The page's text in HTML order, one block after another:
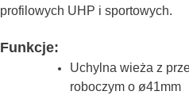
profilowych UHP i sportowych.
Funkcje:
Uchylna wieża z
roboczym o ø41mm